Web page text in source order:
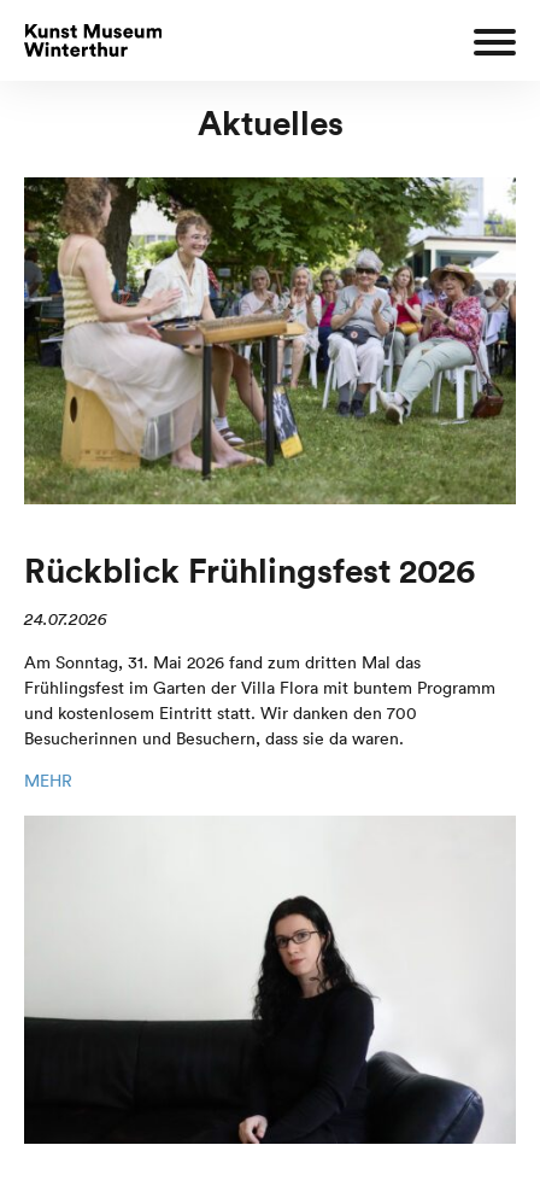
Aktuelles
Rückblick Frühlingsfest 2026
24.07.2026
Am Sonntag, 31. Mai 2026 fand zum dritten Mal das
Frühlingsfest im Garten der Villa Flora mit buntem Programm
und kostenlosem Eintritt statt. Wir danken den 700
Besucherinnen und Besuchern, dass sie da waren.
MEHR